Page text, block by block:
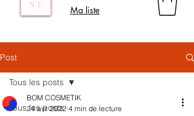
NU
Ma liste
Post
Tous les posts
Tous les posts
BOM COSMETIK
24 avr. 2022 4 min de lecture